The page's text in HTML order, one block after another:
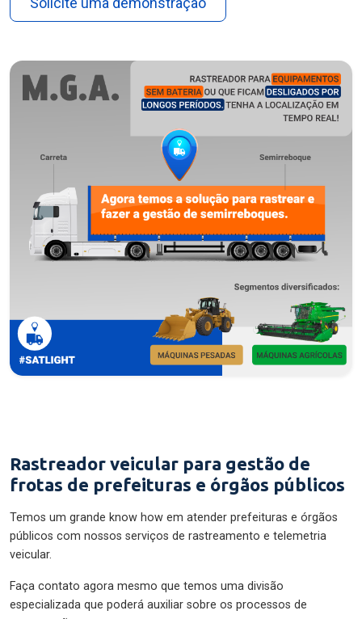
Rastreador veicular para gestão de
frotas de prefeituras e órgãos públicos
Temos um grande know how em atender prefeituras e órgãos
públicos com nossos serviços de rastreamento e telemetria
veicular.
Faça contato agora mesmo que temos uma divisão
especializada que poderá auxiliar sobre os processos de